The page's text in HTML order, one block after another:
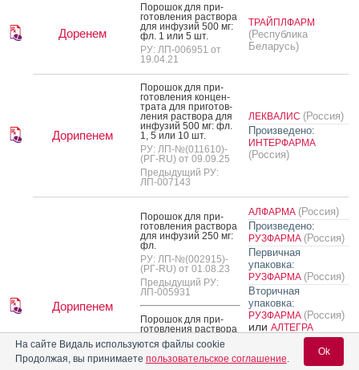
Доренем
По­рошок для при­
готов­ле­ния рас­тво­ра
для ин­фу­зий 500 мг:
фл. 1 или 5 шт.
РУ: ЛП-006951 от
19.04.21
ТРАЙПЛФАРМ
(Республика
Беларусь)
Дорипенем
По­рошок для при­
готов­ле­ния кон­цен­
тра­та для при­готов­
ле­ния рас­тво­ра для
ин­фу­зий 500 мг: фл.
1, 5 или 10 шт.
РУ: ЛП-№(011610)-
(РГ-RU) от 09.09.25
Предыдущий РУ:
ЛП-007143
ЛЕКВАЛИС (Россия)
Произведено:
ИНТЕРФАРМА
(Россия)
Дорипенем
По­рошок для при­
готов­ле­ния рас­тво­ра
для ин­фу­зий 250 мг:
фл.
РУ: ЛП-№(002915)-
(РГ-RU) от 01.08.23
Предыдущий РУ:
ЛП-005931
По­рошок для при­
готов­ле­ния рас­тво­ра
для ин­фу­зий 500 мг:
фл.
РУ: ЛП-№(002915)-
АЛФАРМА (Россия)
Произведено:
РУЗФАРМА (Россия)
Первичная
упаковка:
РУЗФАРМА (Россия)
Вторичная
упаковка:
РУЗФАРМА (Россия)
или АЛТЕГРА
контроль качества:
На сайте Видаль используются файлы cookie
Продолжая, вы принимаете пользовательское соглашение.
Ok